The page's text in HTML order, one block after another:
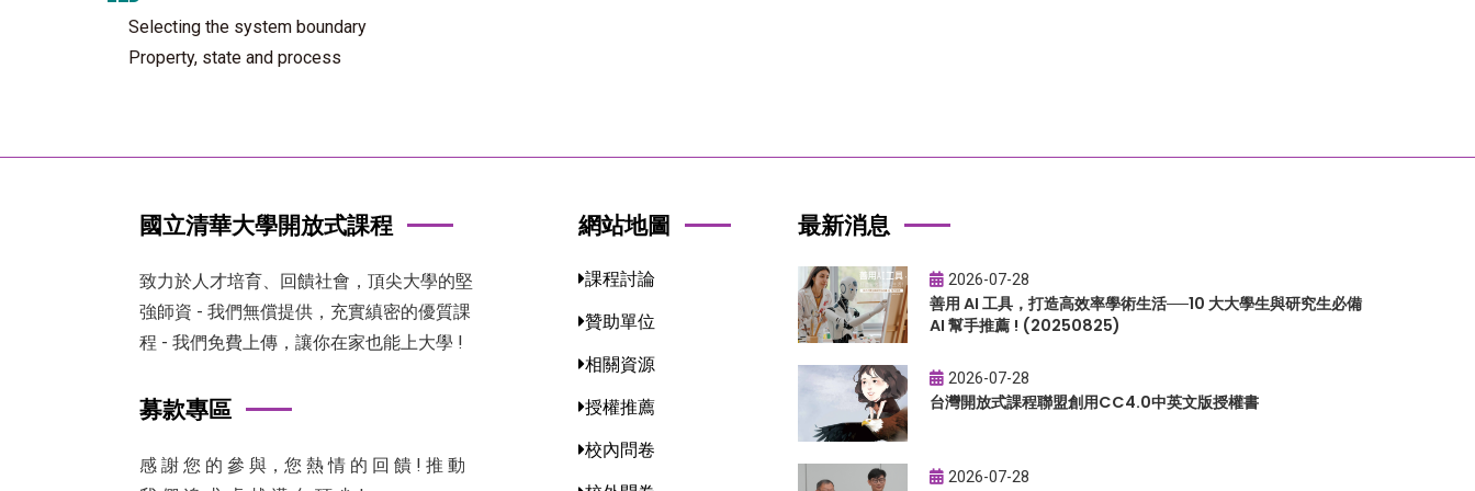
Selecting the system boundary
Property, state and process
國立清華大學開放式課程
致力於人才培育、回饋社會，頂尖大學的堅
強師資 - 我們無償提供，充實縝密的優質課
程 - 我們免費上傳，讓你在家也能上大學 !
募款專區
感 謝 您 的 參 與，您 熱 情 的 回 饋 ! 推 動
網站地圖
課程討論
贊助單位
相關資源
授權推薦
校內問卷
最新消息
2026-07-28
善用 AI 工具，打造高效率學術生活──10 大大學生與研究生必備
AI 幫手推薦 ! (20250825)
2026-07-28
台灣開放式課程聯盟創用CC4.0中英文版授權書
2026-07-28